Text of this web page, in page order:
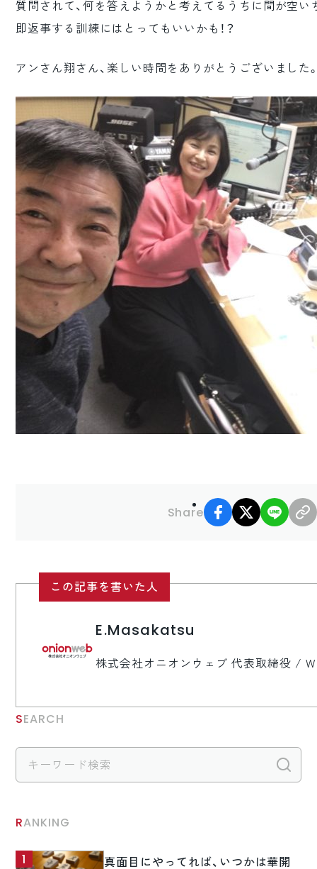
質問されて、何を答えようかと考えてるうちに間が空い
即返事する訓練にはとってもいいかも！？
アンさん翔さん、楽しい時間をありがとうございました
Share
facebook
X LINE
この記事を書いた人
E.Masakatsu
株式会社オニオンウェブ 代表取締役 /
SEARCH
RANKING
真面目にやってれば、いつかは華開